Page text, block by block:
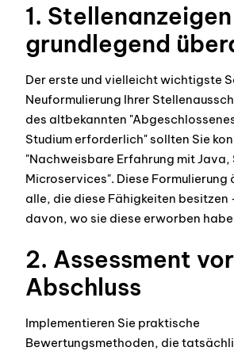
1. Stellenanzeigen
grundlegend
Der erste und vielleicht wichtigste
Neuformulierung Ihrer
des altbekannten
Studium erforderlich" sollten Sie
"Nachweisbare Erfahrung mit Java,
Microservices". Diese Formulierung
alle, die diese Fähigkeiten besitzen
davon, wo sie diese erworben
2. Assessment vor
Abschluss
Implementieren Sie praktische
Bewertungsmethoden, die